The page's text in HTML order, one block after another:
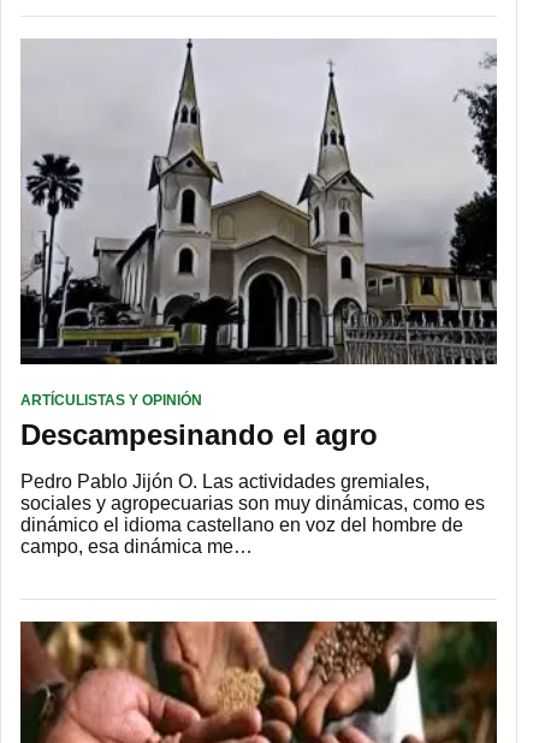
ARTÍCULISTAS Y OPINIÓN
Descampesinando el agro
Pedro Pablo Jijón O. Las actividades gremiales,
sociales y agropecuarias son muy dinámicas, como es
dinámico el idioma castellano en voz del hombre de
campo, esa dinámica me…